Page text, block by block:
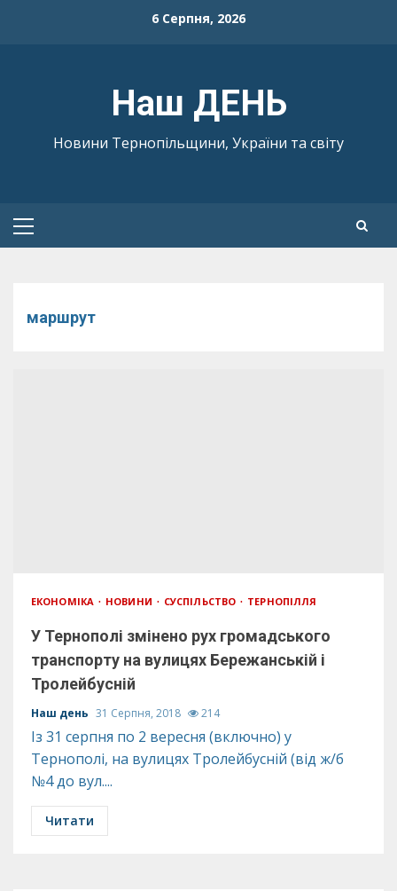
6 Серпня, 2026
Наш ДЕНЬ
Новини Тернопільщини, України та світу
Primary
маршрут
ЕКОНОМІКА НОВИНИ СУСПІЛЬСТВО ТЕРНОПІЛЛЯ
У Тернополі змінено рух громадського
транспорту на вулицях Бережанській і
Тролейбусній
Наш день 31 Серпня, 2018 214
Із 31 серпня по 2 вересня (включно) у
Тернополі, на вулицях Тролейбусній (від ж/б
№4 до вул....
Читати